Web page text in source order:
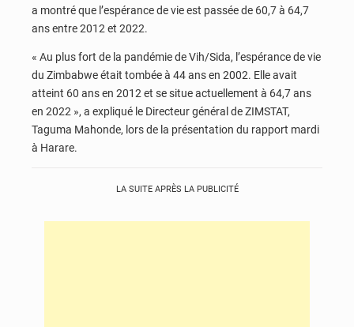
a montré que l’espérance de vie est passée de 60,7 à 64,7
ans entre 2012 et 2022.
« Au plus fort de la pandémie de Vih/Sida, l’espérance de vie
du Zimbabwe était tombée à 44 ans en 2002. Elle avait
atteint 60 ans en 2012 et se situe actuellement à 64,7 ans
en 2022 », a expliqué le Directeur général de ZIMSTAT,
Taguma Mahonde, lors de la présentation du rapport mardi
à Harare.
LA SUITE APRÈS LA PUBLICITÉ